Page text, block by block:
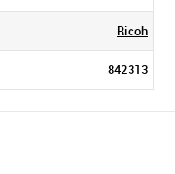
Ricoh
842313